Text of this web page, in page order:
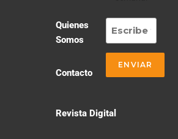
Quienes
Somos
Contacto
Revista Digital